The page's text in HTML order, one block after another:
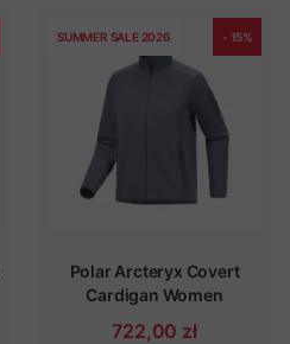
SUMMER SALE 2026 - 15%
Polar Arcteryx Covert
Cardigan Women
722,00 zł